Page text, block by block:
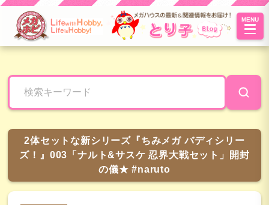
とり子ブ
ログへよ
うこそ！
2体セットな新シリーズ『ちみメガ バディシリー
ズ！』003「ナルト&サスケ 忍界大戦セット」開封
の儀★ #naruto
MENU